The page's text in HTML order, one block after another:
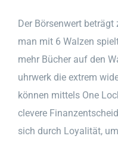
Der Börsenwert
man mit 6 Walzen
mehr Bücher auf den
uhrwerk die extrem
können mittels One
clevere
sich durch Loyalität,